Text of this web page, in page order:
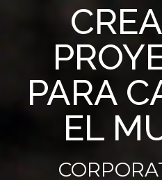
PARA
EL